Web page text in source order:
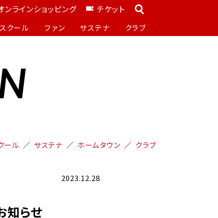
ンラインショッピング チケット
クール ファン サステナ クラブ
ール サステナ ホームタウン クラブ
2023.12.28
知らせ